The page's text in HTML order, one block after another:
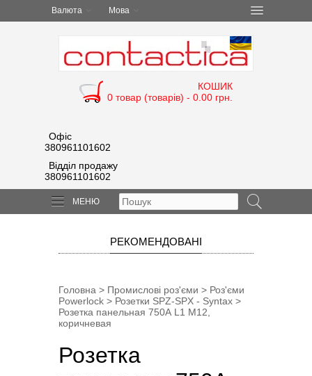
Валюта Мова
КОШИК
0 товар (товарів) - 0.00 грн.
Офіс
380961101602
Відділ продажу
380961101602
МЕНЮ
РЕКОМЕНДОВАНІ
Головна > Промислові роз'єми > Роз'єми
Powerlock > Розетки SPZ-SPX - Syntax >
Розетка панельная 750А L1 М12,
коричневая
Розетка